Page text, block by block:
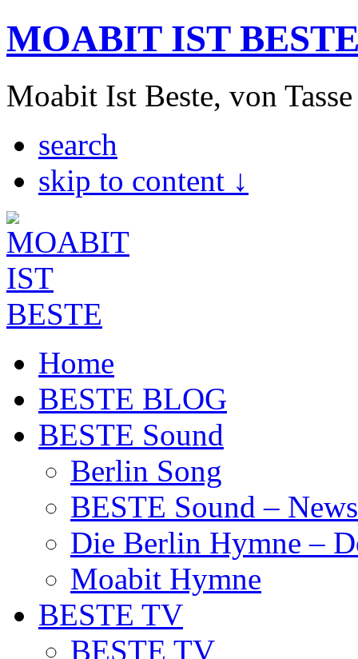
MOABIT IST
Moabit Ist Beste, von
search
skip to content ↓
Home
BESTE BLOG
BESTE Sound
Berlin Song
BESTE Sound –
Die Berlin Hymne –
Moabit Hymne
BESTE TV
BESTE TV